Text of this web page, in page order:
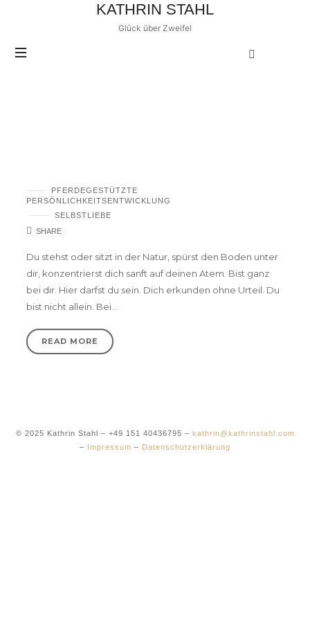
KATHRIN
STAHL
KATHRIN STAHL
Glück über Zweifel
PFERDEGESTÜTZTE
PERSÖNLICHKEITSENTWICKLUNG
SELBSTLIEBE
SHARE
Du stehst oder sitzt in der Natur, spürst den Boden unter
dir, konzentrierst dich sanft auf deinen Atem. Bist ganz
bei dir. Hier darfst du sein. Dich erkunden ohne Urteil. Du
bist nicht allein. Bei…
READ MORE
© 2025 Kathrin Stahl – +49 151 40436795 – kathrin@kathrinstahl.com
– Impressum – Datenschutzerklärung